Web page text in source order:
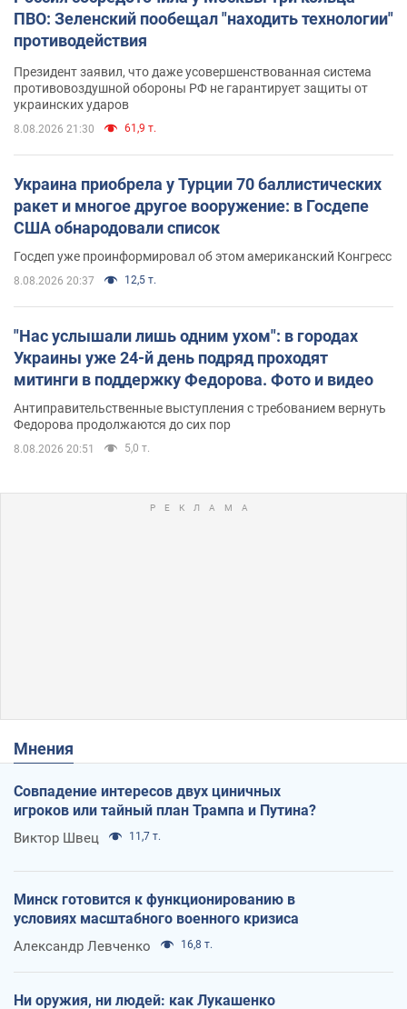
ПВО: Зеленский пообещал "находить технологии"
противодействия
Президент заявил, что даже усовершенствованная система
противовоздушной обороны РФ не гарантирует защиты от
украинских ударов
8.08.2026 21:30 61,9 т.
Украина приобрела у Турции 70 баллистических
ракет и многое другое вооружение: в Госдепе
США обнародовали список
Госдеп уже проинформировал об этом американский Конгресс
8.08.2026 20:37 12,5 т.
"Нас услышали лишь одним ухом": в городах
Украины уже 24-й день подряд проходят
митинги в поддержку Федорова. Фото и видео
Антиправительственные выступления с требованием вернуть
Федорова продолжаются до сих пор
8.08.2026 20:51 5,0 т.
Мнения
Совпадение интересов двух циничных
игроков или тайный план Трампа и Путина?
Виктор Швец 11,7 т.
Минск готовится к функционированию в
условиях масштабного военного кризиса
Александр Левченко 16,8 т.
Ни оружия, ни людей: как Лукашенко